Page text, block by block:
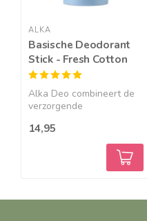
ALKA
Basische Deodorant
Stick - Fresh Cotton
Alka Deo combineert de
verzorgende
14,95